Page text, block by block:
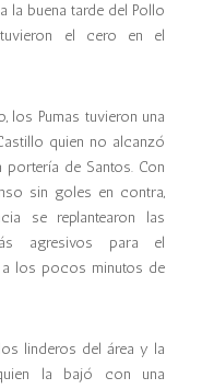
la buena tarde del Pollo
el cero en el
los Pumas tuvieron una
quien no alcanzó
de Santos. Con
sin goles en contra,
se replantearon las
agresivos para el
a los pocos minutos de
linderos del área y la
la bajó con una